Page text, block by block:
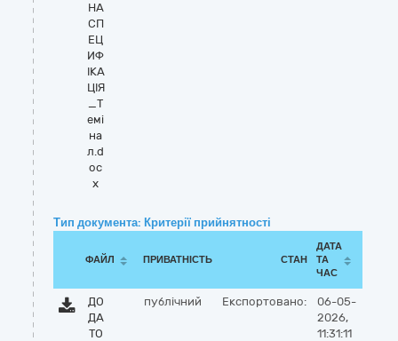
НА
СП
ЕЦ
ИФ
ІКА
ЦІЯ
_Т
емі
на
л.d
oc
x
Тип документа: Критерії прийнятності
ФАЙЛ ПРИВАТНІСТЬ СТАН
ДАТА
ТА
ЧАС
ДО
ДА
ТО
публічний Експортовано:
06-05-
2026,
11:31:11